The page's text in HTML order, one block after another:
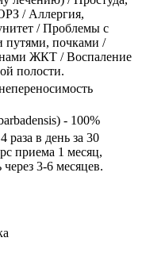
/ Аллергия,
/ Проблемы с
почками /
ЖКТ / Воспаление
полости.
- 100%
раза в день за 30
приема 1 месяц,
3-6 месяцев.